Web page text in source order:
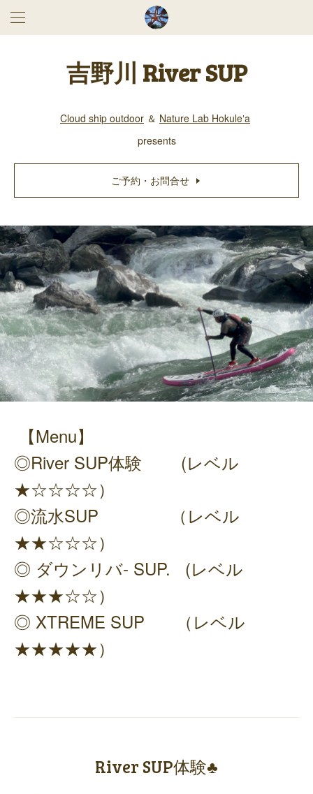
吉野川 River SUP
Cloud ship outdoor ＆ Nature Lab Hokuleʻa
presents
ご予約・お問合せ
【Menu】
◎River SUP体験 (レベル
★☆☆☆☆）
◎流水SUP （レベル
★★☆☆☆）
◎ ダウンリバ- SUP. (レベル
★★★☆☆）
◎ XTREME SUP （レベル
★★★★★）
River SUP体験♣️